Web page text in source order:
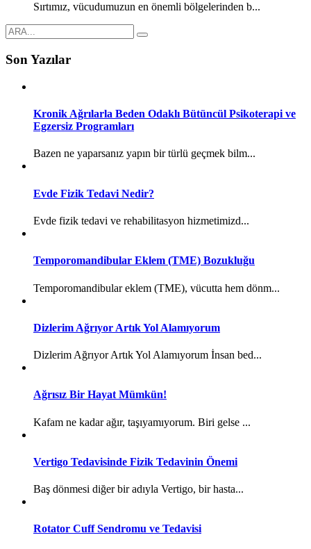
Sırtımız, vücudumuzun en önemli bölgelerinden b...
Son Yazılar
Kronik Ağrılarla Beden Odaklı Bütüncül Psikoterapi ve
Egzersiz Programları
Bazen ne yaparsanız yapın bir türlü geçmek bilm...
Evde Fizik Tedavi Nedir?
Evde fizik tedavi ve rehabilitasyon hizmetimizd...
Temporomandibular Eklem (TME) Bozukluğu
Temporomandibular eklem (TME), vücutta hem dönm...
Dizlerim Ağrıyor Artık Yol Alamıyorum
Dizlerim Ağrıyor Artık Yol Alamıyorum İnsan bed...
Ağrısız Bir Hayat Mümkün!
Kafam ne kadar ağır, taşıyamıyorum. Biri gelse ...
Vertigo Tedavisinde Fizik Tedavinin Önemi
Baş dönmesi diğer bir adıyla Vertigo, bir hasta...
Rotator Cuff Sendromu ve Tedavisi